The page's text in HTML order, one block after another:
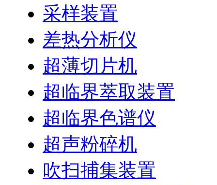
采样装置
差热分析仪
超薄切片机
超临界萃取装置
超临界色谱仪
超声粉碎机
吹扫捕集装置